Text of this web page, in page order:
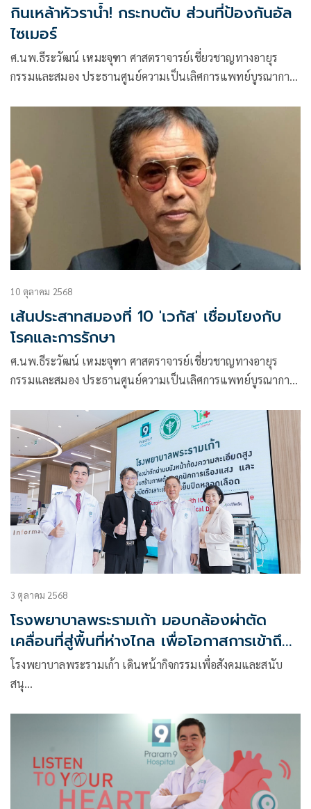
กินเหล้าหัวราน้ำ! กระทบตับ ส่วนที่ป้องกันอัล
ไซเมอร์
ศ.นพ.ธีระวัฒน์ เหมะจุฑา ศาสตราจารย์เชี่ยวชาญทางอายุร
กรรมและสมอง ประธานศูนย์ความเป็นเลิศการแพทย์บูรณาการ
10 ตุลาคม 2568
เส้นประสาทสมองที่ 10 'เวกัส' เชื่อมโยงกับ
โรคและการรักษา
ศ.นพ.ธีระวัฒน์ เหมะจุฑา ศาสตราจารย์เชี่ยวชาญทางอายุร
กรรมและสมอง ประธานศูนย์ความเป็นเลิศการแพทย์บูรณาการ
มหาวิทยาลัยรังสิต
3 ตุลาคม 2568
โรงพยาบาลพระรามเก้า มอบกล้องผ่าตัด
เคลื่อนที่สู่พื้นที่ห่างไกล เพื่อโอกาสการเข้าถึง
การการรักษา เพื่อคุณภาพชีวิตที่ดีด้านสุขภาพ
โรงพยาบาลพระรามเก้า เดินหน้ากิจกรรมเพื่อสังคมและสนับ
สนุ…